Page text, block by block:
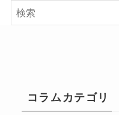
コラムカテゴリ